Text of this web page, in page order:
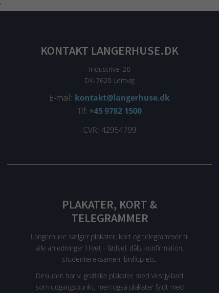
'
KONTAKT LANGERHUSE.DK
Industrivej 20
DK-7620 Lemvig
E-mail: kontakt@langerhuse.dk
Tlf: +45 9782 1500
CVR: 42954799
PLAKATER, KORT &
TELEGRAMMER
Langerhuse sælger plakater, kort og telegrammer til
alle anledninger i livet - fødsel, dåb, konfirmation,
studentereksamen, bryllup etc.
Desuden har vi grafiske plakater med Vestjylland
som udgangspunkt, men også plakater fyldt med